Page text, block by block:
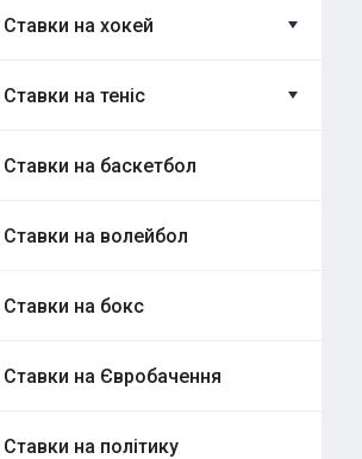
Ставки на хокей
Ставки на теніс
Ставки на баскетбол
Ставки на волейбол
Ставки на бокс
Ставки на Євробачення
Ставки на політику